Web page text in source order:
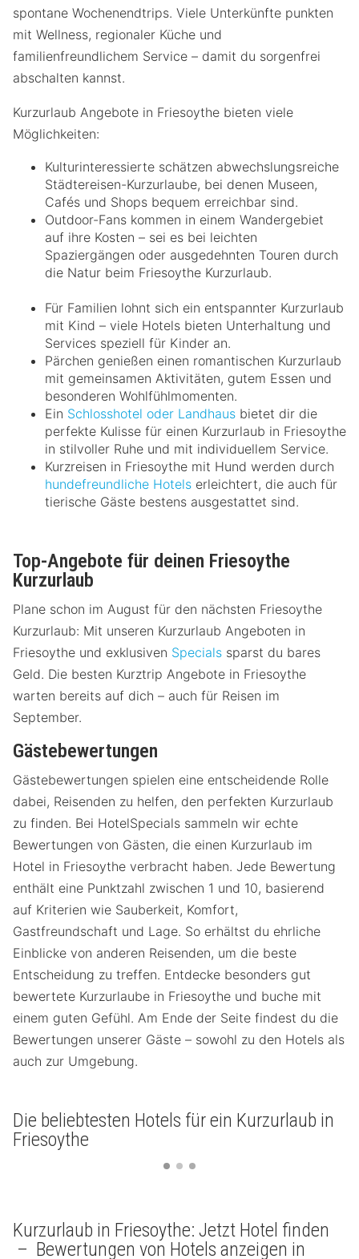
spontane Wochenendtrips. Viele Unterkünfte punkten
mit Wellness, regionaler Küche und
familienfreundlichem Service – damit du sorgenfrei
abschalten kannst.
Kurzurlaub Angebote in Friesoythe bieten viele
Möglichkeiten:
Kulturinteressierte schätzen abwechslungsreiche
Städtereisen-Kurzurlaube, bei denen Museen,
Cafés und Shops bequem erreichbar sind.
Outdoor-Fans kommen in einem Wandergebiet
auf ihre Kosten – sei es bei leichten
Spaziergängen oder ausgedehnten Touren durch
die Natur beim Friesoythe Kurzurlaub.
Für Familien lohnt sich ein entspannter Kurzurlaub
mit Kind – viele Hotels bieten Unterhaltung und
Services speziell für Kinder an.
Pärchen genießen einen romantischen Kurzurlaub
mit gemeinsamen Aktivitäten, gutem Essen und
besonderen Wohlfühlmomenten.
Ein Schlosshotel oder Landhaus bietet dir die
perfekte Kulisse für einen Kurzurlaub in Friesoythe
in stilvoller Ruhe und mit individuellem Service.
Kurzreisen in Friesoythe mit Hund werden durch
hundefreundliche Hotels erleichtert, die auch für
tierische Gäste bestens ausgestattet sind.
Top-Angebote für deinen Friesoythe
Kurzurlaub
Plane schon im August für den nächsten Friesoythe
Kurzurlaub: Mit unseren Kurzurlaub Angeboten in
Friesoythe und exklusiven Specials sparst du bares
Geld. Die besten Kurztrip Angebote in Friesoythe
warten bereits auf dich – auch für Reisen im
September.
Gästebewertungen
Gästebewertungen spielen eine entscheidende Rolle
dabei, Reisenden zu helfen, den perfekten Kurzurlaub
zu finden. Bei HotelSpecials sammeln wir echte
Bewertungen von Gästen, die einen Kurzurlaub im
Hotel in Friesoythe verbracht haben. Jede Bewertung
enthält eine Punktzahl zwischen 1 und 10, basierend
auf Kriterien wie Sauberkeit, Komfort,
Gastfreundschaft und Lage. So erhältst du ehrliche
Einblicke von anderen Reisenden, um die beste
Entscheidung zu treffen. Entdecke besonders gut
bewertete Kurzurlaube in Friesoythe und buche mit
einem guten Gefühl. Am Ende der Seite findest du die
Bewertungen unserer Gäste – sowohl zu den Hotels als
auch zur Umgebung.
Die beliebtesten Hotels für ein Kurzurlaub in
Friesoythe
Kurzurlaub in Friesoythe: Jetzt Hotel finden
– Bewertungen von Hotels anzeigen in